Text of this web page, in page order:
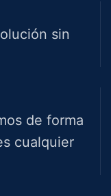
sin
de forma
cualquier